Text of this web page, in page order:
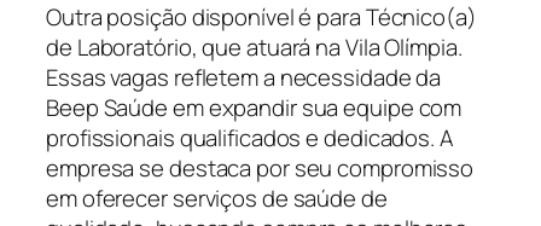
Outra posição disponível é para Técnico(a)
de Laboratório, que atuará na Vila Olímpia.
Essas vagas refletem a necessidade da
Beep Saúde em expandir sua equipe com
profissionais qualificados e dedicados. A
empresa se destaca por seu compromisso
em oferecer serviços de saúde de